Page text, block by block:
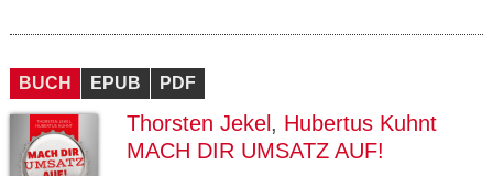
BUCH EPUB PDF
Thorsten Jekel , Hubertus Kuhnt
MACH DIR UMSATZ AUF!